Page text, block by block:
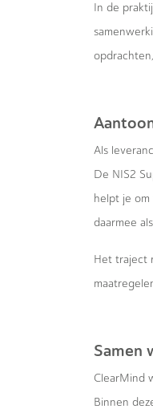
In de
Als
De NIS2
helpt je
daarmee
Het traject
Samen
ClearMind
Binnen